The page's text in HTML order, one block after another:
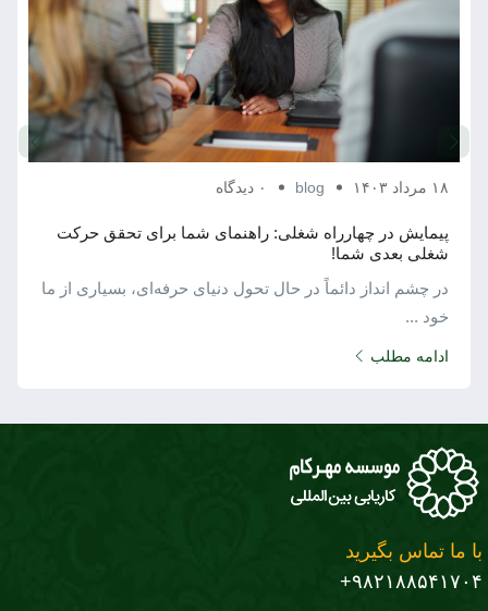
۱۸ مرداد ۱۴۰۳ blog ۰ دیدگاه
پیمایش در چهارراه شغلی: راهنمای شما برای تحقق حرکت
شغلی بعدی شما!
در چشم ‌انداز دائماً در حال تحول دنیای حرفه‌ای، بسیاری از ما
خود ...
ادامه مطلب
با ما تماس بگیرید
۹۸۲۱۸۸۵۴۱۷۰۴+